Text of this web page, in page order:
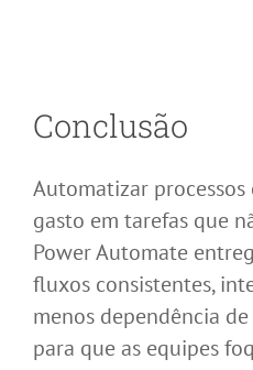
Conclusão
Automatizar
gasto em tarefas que
Power Automate
fluxos consistentes,
menos dependência
para que as equipes